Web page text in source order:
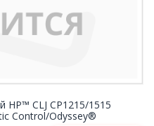
HP™ CLJ CP1215/1515
Control/Odyssey®